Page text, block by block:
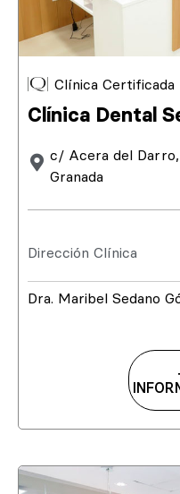
Clínica Certificada
Clínica Dental
c/ Acera del Darro,
Granada
Dirección Clínica
Dra. Maribel Sedano